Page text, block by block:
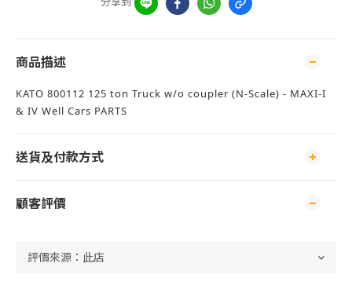
商品描述
KATO 800112 125 ton Truck w/o coupler (N-Scale) - MAXI-I
& IV Well Cars PARTS
送貨及付款方式
顧客評價